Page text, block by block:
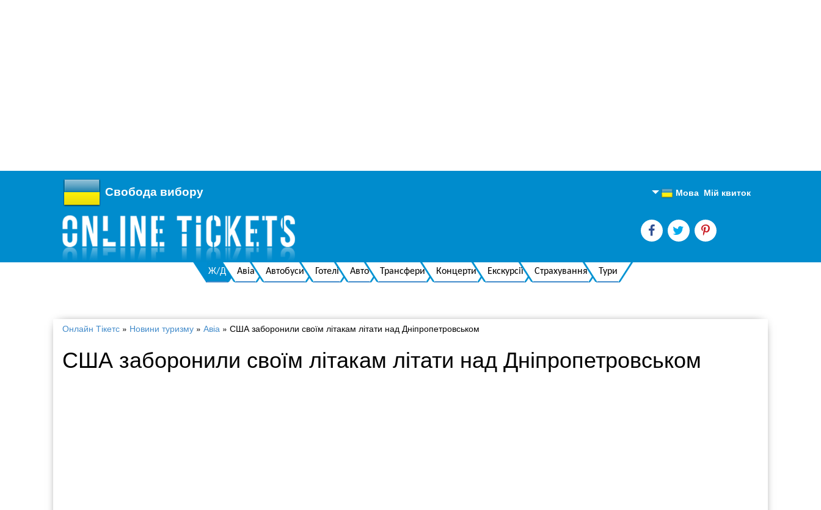
Мій квиток
Мова
Англійська
Свобода вибору
Ж/Д Авіа Автобуси Готелі Авто Трансфери Концерти Екскурсії Страхування Тури
Онлайн Тікетс » Новини туризму » Авіа » США заборонили своїм літакам літати над Дніпропетровськом
США заборонили своїм літакам літати над Дніпропетровськом